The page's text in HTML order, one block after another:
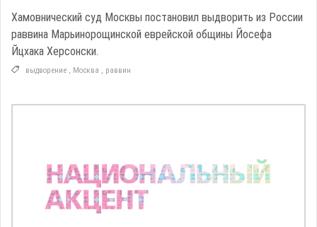
Хамовнический суд Москвы постановил выдворить из России
раввина Марьинорощинской еврейской общины Йосефа
Йцхака Херсонски.
выдворение , Москва , раввин